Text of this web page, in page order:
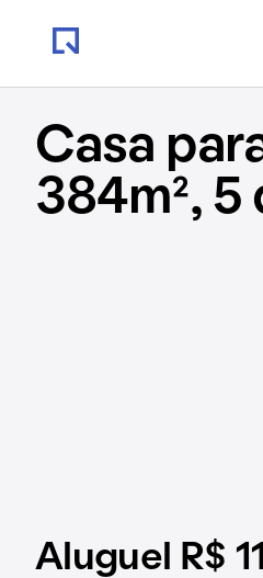
Casa
384m², 5
Aluguel R$